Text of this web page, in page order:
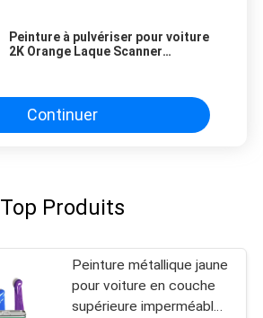
Peinture à pulvériser pour voiture
2K Orange Laque Scanner
Continuer
Top Produits
Peinture métallique jaune
pour voiture en couche
supérieure imperméable